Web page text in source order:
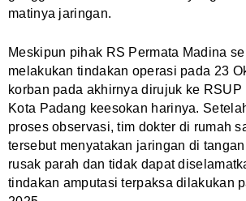
matinya jaringan.
Meskipun pihak RS Permata Madina
melakukan tindakan operasi pada 23
korban pada akhirnya dirujuk ke RSUP
Kota Padang keesokan harinya.
proses observasi, tim dokter di rumah
tersebut menyatakan jaringan di
rusak parah dan tidak dapat
tindakan amputasi terpaksa dilakukan